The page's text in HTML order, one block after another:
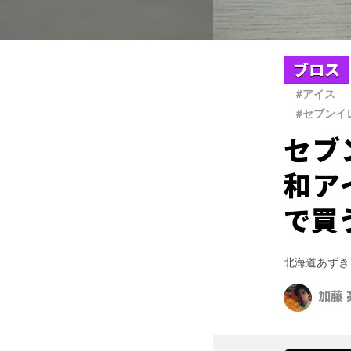
ブロス
#アイス
#セブンイ
セブ
和ア
で買
北海道あず
加藤